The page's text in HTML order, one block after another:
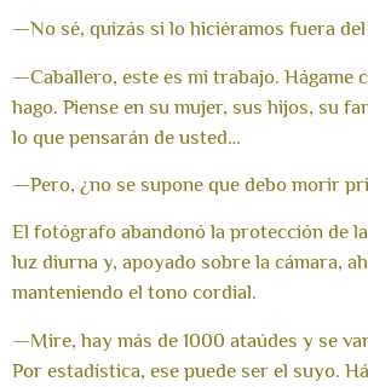
—No sé, quizás si lo hiciéramos fuera
—Caballero, este es mi trabajo. Hágame
hago. Piense en su mujer, sus hijos, su
lo que pensarán de usted…
—Pero, ¿no se supone que debo morir
El fotógrafo abandonó la protección de
luz diurna y, apoyado sobre la cámara,
manteniendo el tono cordial.
—Mire, hay más de 1000 ataúdes y se
Por estadística, ese puede ser el suyo.